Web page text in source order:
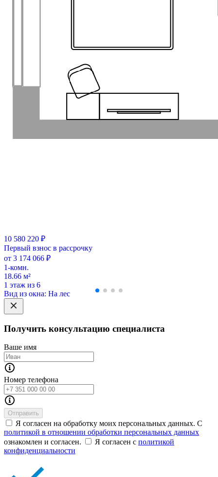
10 580 220 ₽
Первый взнос в рассрочку
от 3 174 066 ₽
1-комн.
18.66 м²
1 этаж из 6
Вид из окна: На лес
Получить консультацию специалиста
Ваше имя
Номер телефона
Отправить
Я согласен на обработку моих персональных данных. С
политикой в отношении обработки персональных данных
ознакомлен и согласен.
Я согласен с политикой
конфиденциальности